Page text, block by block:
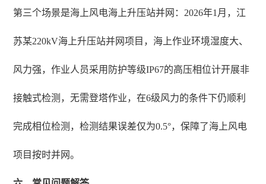
第三个场景是海上风电海上升压站并网：2026年1月，江
苏某220kV海上升压站并网项目，海上作业环境湿度大、
风力强，作业人员采用防护等级IP67的高压相位计开展非
接触式检测，无需登塔作业，在6级风力的条件下仍顺利
完成相位检测，检测结果误差仅为0.5°，保障了海上风电
项目按时并网。